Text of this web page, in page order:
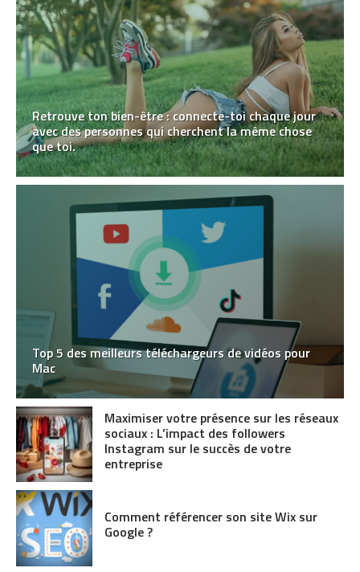
Retrouve ton bien-être : connecte-toi chaque jour
avec des personnes qui cherchent la même chose
que toi.
Top 5 des meilleurs téléchargeurs de vidéos pour
Mac
Maximiser votre présence sur les réseaux
sociaux : L’impact des followers
Instagram sur le succès de votre
entreprise
Comment référencer son site Wix sur
Google ?